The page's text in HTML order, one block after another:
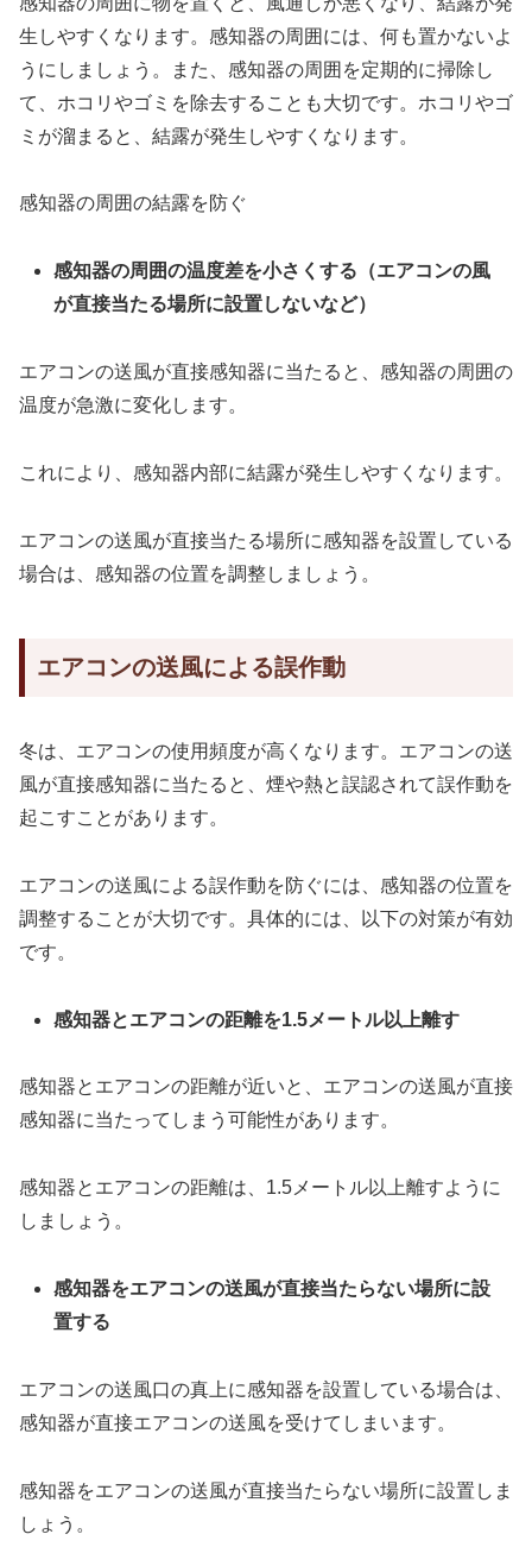
生しやすくなります。感知器の周囲には、何も置かないよ
うにしましょう。また、感知器の周囲を定期的に掃除し
て、ホコリやゴミを除去することも大切です。ホコリやゴ
ミが溜まると、結露が発生しやすくなります。
感知器の周囲の結露を防ぐ
感知器の周囲の温度差を小さくする（エアコンの風
が直接当たる場所に設置しないなど）
エアコンの送風が直接感知器に当たると、感知器の周囲の
温度が急激に変化します。
これにより、感知器内部に結露が発生しやすくなります。
エアコンの送風が直接当たる場所に感知器を設置している
場合は、感知器の位置を調整しましょう。
エアコンの送風による誤作動
冬は、エアコンの使用頻度が高くなります。エアコンの送
風が直接感知器に当たると、煙や熱と誤認されて誤作動を
起こすことがあります。
エアコンの送風による誤作動を防ぐには、感知器の位置を
調整することが大切です。具体的には、以下の対策が有効
です。
感知器とエアコンの距離を1.5メートル以上離す
感知器とエアコンの距離が近いと、エアコンの送風が直接
感知器に当たってしまう可能性があります。
感知器とエアコンの距離は、1.5メートル以上離すように
しましょう。
感知器をエアコンの送風が直接当たらない場所に設
置する
エアコンの送風口の真上に感知器を設置している場合は、
感知器が直接エアコンの送風を受けてしまいます。
感知器をエアコンの送風が直接当たらない場所に設置しま
しょう。